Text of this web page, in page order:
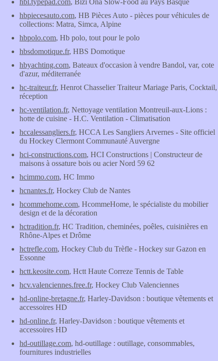
hbl.typepad.com, Bizi Ona Slow-Food au Pays Basque
hbpiecesauto.com, HB Pièces Auto - pièces pour véhicules de
collections: Matra, Simca, Alpine
hbpolo.com, Hb polo, tout pour le polo
hbsdomotique.fr, HBS Domotique
hbyachting.com, Bateaux d'occasion à vendre Bandol, var, cote
d'azur, méditerranée
hc-traiteur.fr, Henrot Chasselier Traiteur Mariage Paris, Cocktail,
réception
hc-ventilation.fr, Nettoyage ventilation Montreuil-aux-Lions :
hotte de cuisine - H.C. Ventilation - Climatisation
hccalessangliers.fr, HCCA Les Sangliers Arvernes - Site officiel
du Hockey Clermont Communauté Auvergne
hci-constructions.com, HCI Constructions | Constructeur de
maisons à ossature bois ou acier Nord 59 62
hcimmo.com, HC Immo
hcnantes.fr, Hockey Club de Nantes
hcommehome.com, HcommeHome, le spécialiste du mobilier
design et de la décoration
hctradition.fr, HC Tradition, cheminées, poêles, cuisinières en
Rhône-Alpes et Drôme
hctrefle.com, Hockey Club du Trèfle - Hockey sur Gazon en
Essonne
hctt.keosite.com, Hctt Haute Correze Tennis de Table
hcv.valenciennes.free.fr, Hockey Club Valenciennes
hd-online-bretagne.fr, Harley-Davidson : boutique vêtements et
accessoires HD
hd-online.fr, Harley-Davidson : boutique vêtements et
accessoires HD
hd-outillage.com, hd-outillage : outillage, consommables,
fournitures industrielles